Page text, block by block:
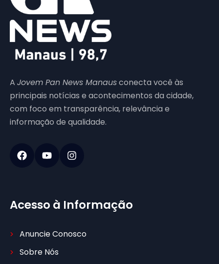
A Jovem Pan News Manausconecta você às
principais notícias e acontecimentos da cidade,
com foco em transparência, relevância e
informação de qualidade.
Acesso à Informação
Anuncie Conosco
Sobre Nós